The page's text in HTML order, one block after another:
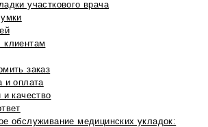
участкового врача
заказ
и оплата
и качество
обслуживание медицинских укладок: